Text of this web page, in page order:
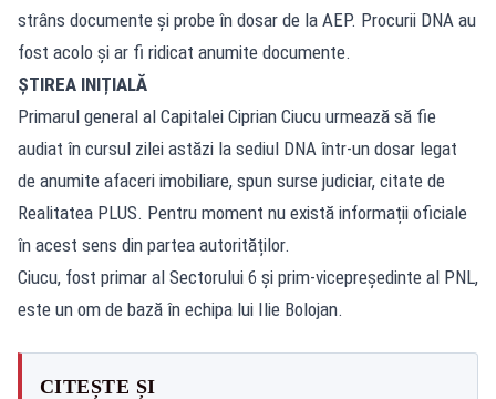
strâns documente și probe în dosar de la AEP. Procurii DNA au
fost acolo și ar fi ridicat anumite documente.
ȘTIREA INIȚIALĂ
Primarul general al Capitalei Ciprian Ciucu urmează să fie
audiat în cursul zilei astăzi la sediul DNA într-un dosar legat
de anumite afaceri imobiliare, spun surse judiciar, citate de
Realitatea PLUS. Pentru moment nu există informații oficiale
în acest sens din partea autorităților.
Ciucu, fost primar al Sectorului 6 și prim-vicepreședinte al PNL,
este un om de bază în echipa lui Ilie Bolojan.
CITEȘTE ȘI